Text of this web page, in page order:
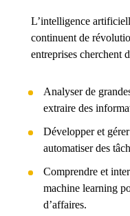
L’intelligence
continuent de
entreprises cherchent
Analyser de
extraire des
Développer et
automatiser des
Comprendre et
machine learning
d’affaires.